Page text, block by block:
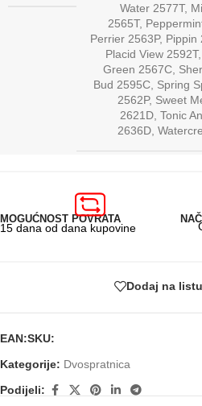
Water 2577T,
2565T,
Perrier 2563P, Pippin
Placid View 2592T,
Green 2567C
Bud 2595C Spring
2562P, Sweet
2621D Tonic
2636D
MOGUĆNOST POVRATA
15 dana od dana kupovine
Dodaj na
EAN:SKU:
Kategorije: Dvospratnica
Podijeli: